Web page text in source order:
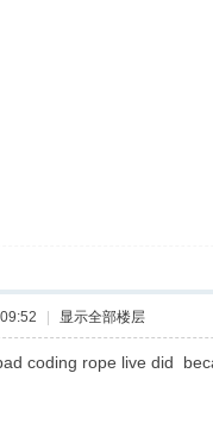
显示全部楼层
coding rope live did